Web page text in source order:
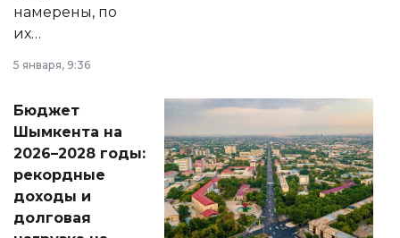
намерены, по
их
принести
народу
Венесуэлы.
5 января, 9:36
Бюджет
Шымкента на
2026–2028 годы:
рекордные
доходы и
долговая